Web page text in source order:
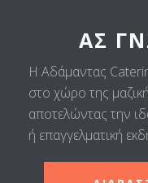
ΑΣ
Η Αδάμαντας
στο χώρο της
αποτελώντας την
ή επαγγελματική